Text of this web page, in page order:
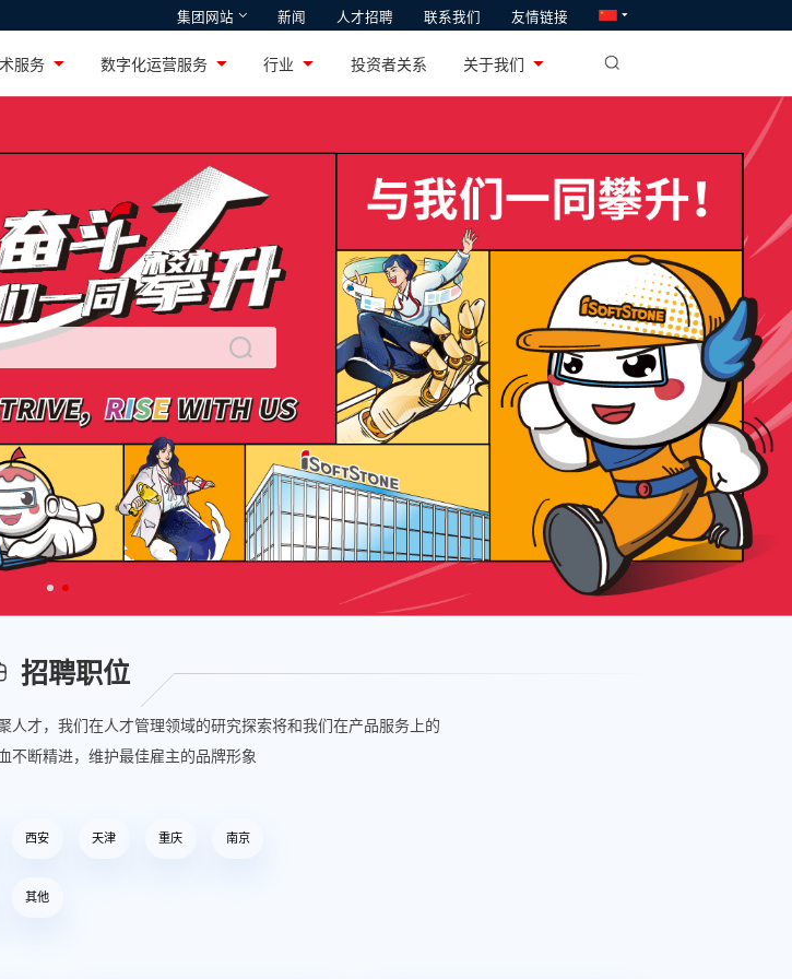
集团网站 新闻 人才招聘 联系我们 友情链接
鸿湖万联 软通教育
服务 数字化运营服务 行业 投资者关系 关于我们
招聘职位
人才，我们在人才管理领域的研究探索将和我们在产品服务上的
不断精进，维护最佳雇主的品牌形象
西安 天津 重庆 南京
其他